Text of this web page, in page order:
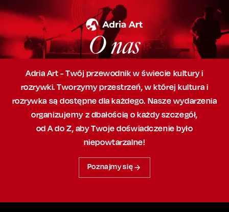
O nas
Adria Art - Twój przewodnik w świecie kultury i
rozrywki. Tworzymy przestrzeń,w której kultura i
rozrywka są dostępne dla każdego. Nasze wydarzenia
organizujemy z dbałością o każdy szczegół,
od A do Z, abyTwoje doświadczenie było
niepowtarzalne!
Poznajmy się